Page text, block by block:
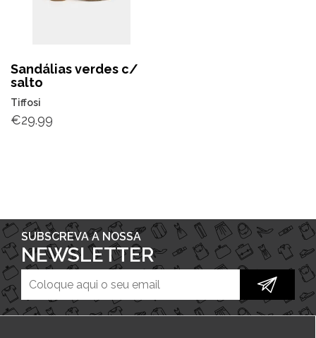
Sandálias verdes c/
salto
Tiffosi
€29.99
SUBSCREVA A NOSSA
NEWSLETTER